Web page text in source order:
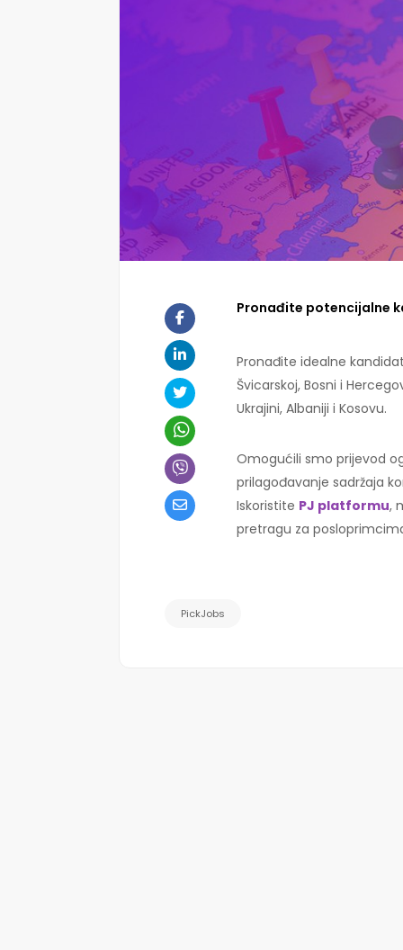
Pronađite potencijalne
Pronađite idealne
Švicarskoj, Bosni i
Ukrajini, Albaniji i Kosovu.
Omogućili smo prijevod
prilagođavanje sadržaja
Iskoristite PJ platformu,
pretragu za
PickJobs